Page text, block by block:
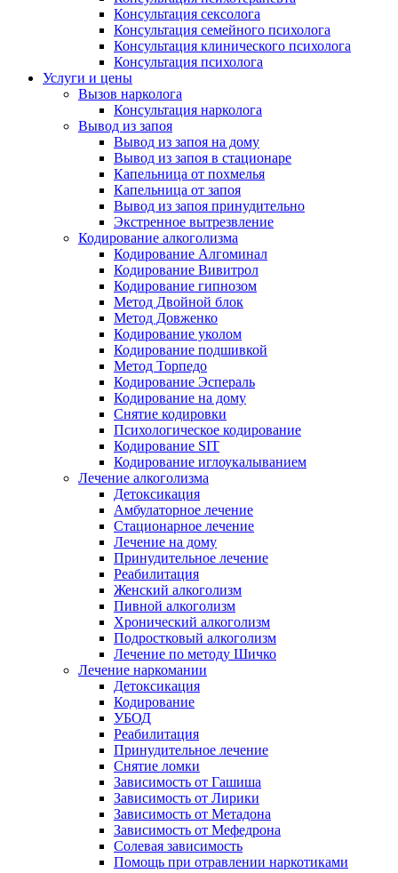
Консультация сексолога
Консультация семейного психолога
Консультация клинического психолога
Консультация психолога
Услуги и цены
Вызов нарколога
Консультация нарколога
Вывод из запоя
Вывод из запоя на дому
Вывод из запоя в стационаре
Капельница от похмелья
Капельница от запоя
Вывод из запоя принудительно
Экстренное вытрезвление
Кодирование алкоголизма
Кодирование Алгоминал
Кодирование Вивитрол
Кодирование гипнозом
Метод Двойной блок
Метод Довженко
Кодирование уколом
Кодирование подшивкой
Метод Торпедо
Кодирование Эспераль
Кодирование на дому
Снятие кодировки
Психологическое кодирование
Кодирование SIT
Кодирование иглоукалыванием
Лечение алкоголизма
Детоксикация
Амбулаторное лечение
Стационарное лечение
Лечение на дому
Принудительное лечение
Реабилитация
Женский алкоголизм
Пивной алкоголизм
Хронический алкоголизм
Подростковый алкоголизм
Лечение по методу Шичко
Лечение наркомании
Детоксикация
Кодирование
УБОД
Реабилитация
Принудительное лечение
Снятие ломки
Зависимость от Гашиша
Зависимость от Лирики
Зависимость от Метадона
Зависимость от Мефедрона
Солевая зависимость
Помощь при отравлении наркотиками